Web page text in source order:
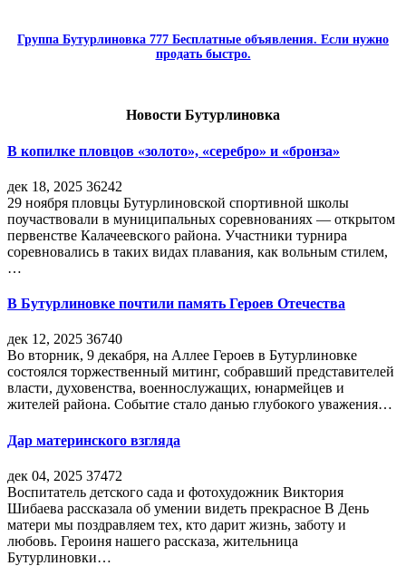
Группа Бутурлиновка 777 Бесплатные объявления. Если нужно
продать быстро.
Новости Бутурлиновка
В копилке пловцов «золото», «серебро» и «бронза»
дек 18, 2025 36242
29 ноября пловцы Бутурлиновской спортивной школы
поучаствовали в муниципальных соревнованиях — открытом
первенстве Калачеевского района. Участники турнира
соревновались в таких видах плавания, как вольным стилем,
…
В Бутурлиновке почтили память Героев Отечества
дек 12, 2025 36740
Во вторник, 9 декабря, на Аллее Героев в Бутурлиновке
состоялся торжественный митинг, собравший представителей
власти, духовенства, военнослужащих, юнармейцев и
жителей района. Событие стало данью глубокого уважения…
Дар материнского взгляда
дек 04, 2025 37472
Воспитатель детского сада и фотохудожник Виктория
Шибаева рассказала об умении видеть прекрасное В День
матери мы поздравляем тех, кто дарит жизнь, заботу и
любовь. Героиня нашего рассказа, жительница
Бутурлиновки…